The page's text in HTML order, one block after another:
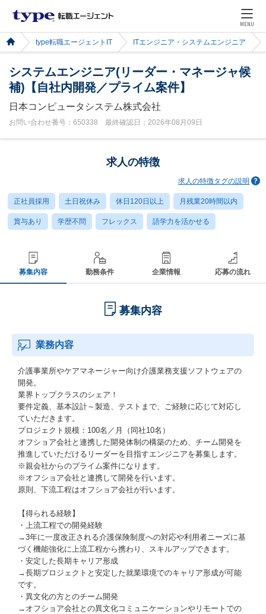
MENU
type転職エージェントIT ITエンジニア・システムエンジニア
システムエンジニア(リーダー・マネージャ候
補)【自社内開発／プライム案件】
日本コンピュータシステム株式会社
お問い合わせ番号：650338 最終確認日：2026年08月09日
求人の特徴
求人の特徴タグの説明
正社員採用 土日祝休み 休日120日以上 月残業20時間以内
賞与あり 学歴不問 フレックス 語学力を活かせる
募集内容 勤務条件 企業情報 応募の流れ
募集内容
業務内容
介護事業所やケアマネージャー向け介護業務支援ソフトウェアの
開発。
業界トップクラスのシェア！
要件定義、基本設計～製造、テストまで、ご経験に応じて対応し
ていただきます。
プロジェクト規模：100名／月（同社10名）
オフショア会社と連携した開発体制の構築のため、チーム開発を
推進していただけるリーダーを目指すエンジニアを募集します。
※親会社からのプライム案件になります。
※オフショア会社と連携して開発を行います。
原則、下流工程はオフショア会社が行います。
【得られる経験】
・上流工程での開発経験
→3年に一度改正される介護保険制度への対応や利用者ニーズに基
づく機能強化に上流工程から携わり、スキルアップできます。
・安定した長期キャリア形成
→長期プロジェクトと安定した就業環境でのキャリア形成が可能
です。
・異文化の方とのチーム開発
→オフショア会社との異文化コミュニケーションやリモートでの